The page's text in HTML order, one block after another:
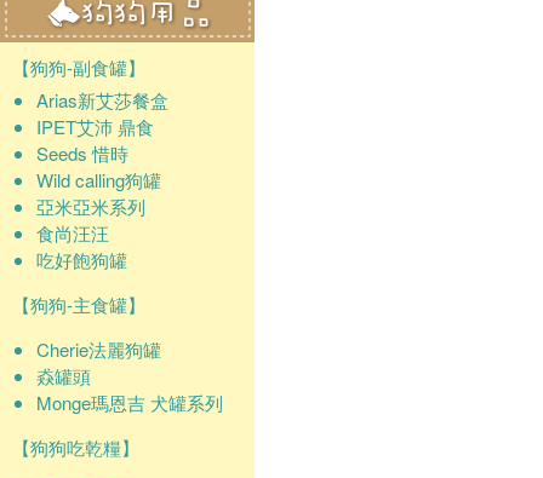
【狗狗-副食罐】
Arias新艾莎餐盒
IPET艾沛 鼎食
Seeds 惜時
Wild calling狗罐
亞米亞米系列
食尚汪汪
吃好飽狗罐
【狗狗-主食罐】
Cherie法麗狗罐
猋罐頭
Monge瑪恩吉 犬罐系列
【狗狗吃乾糧】